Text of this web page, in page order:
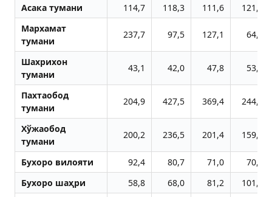
Aсака тумани 114,7 118,3 111,6
121,8
Мархамат
тумани
237,7 97,5 127,1 64,4
Шахрихон
тумани
43,1 42,0 47,8 53,4
Пахтаобод
тумани
204,9 427,5 369,4 244,8
Хўжаобод
тумани
200,2 236,5 201,4 159,5
Бухоро вилояти 92,4 80,7 71,0
70,3
Бухоро шаҳри
58,8 68,0 81,2
101,3